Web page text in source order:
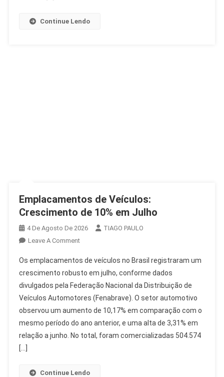
Continue Lendo
Emplacamentos de Veículos:
Crescimento de 10% em Julho
4 De Agosto De 2026
TIAGO PAULO
Leave A CommentOn
De
Veículos:
Crescimento
De
10%
Em
Julho
Os emplacamentos de veículos no Brasil registraram um
crescimento robusto em julho, conforme dados
divulgados pela Federação Nacional da Distribuição de
Veículos Automotores (Fenabrave). O setor automotivo
observou um aumento de 10,17% em comparação com o
mesmo período do ano anterior, e uma alta de 3,31% em
relação a junho. No total, foram comercializadas 504.574
[…]
Continue Lendo